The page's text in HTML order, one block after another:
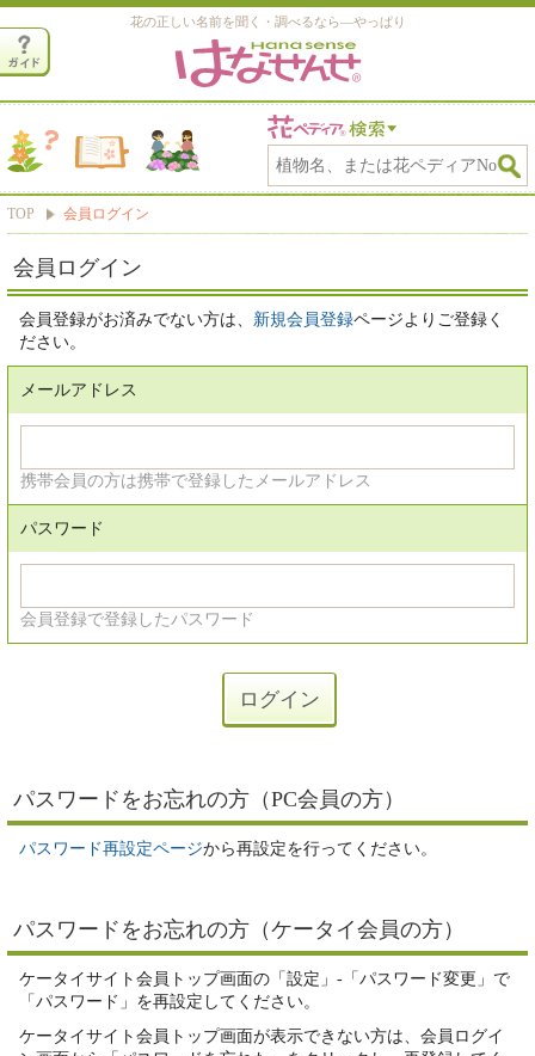
花の正しい名前を聞く・調べるなら―やっぱり
TOP 会員ログイン
会員ログイン
会員登録がお済みでない方は、 新規会員登録ページよりご登録く
ださい。
メールアドレス
携帯会員の方は携帯で登録したメールアドレス
パスワード
会員登録で登録したパスワード
パスワードをお忘れの方（PC会員の方）
パスワード再設定ページから再設定を行ってください。
パスワードをお忘れの方（ケータイ会員の方）
ケータイサイト会員トップ画面の「設定」-「パスワード変更」で
「パスワード」を再設定してください。
ケータイサイト会員トップ画面が表示できない方は、会員ログイ